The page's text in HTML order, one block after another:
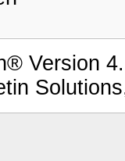
Version